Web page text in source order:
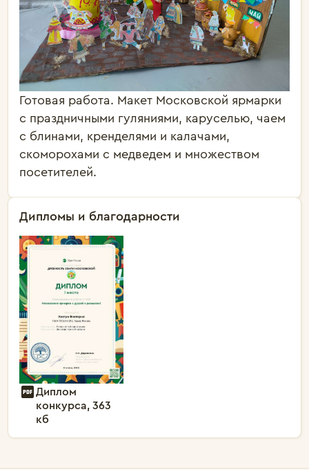
Готовая работа. Макет Московской ярмарки
с праздничными гуляниями, каруселью, чаем
с блинами, кренделями и калачами,
скоморохами с медведем и множеством
посетителей.
Дипломы и благодарности
Диплом
конкурса, 363
кб